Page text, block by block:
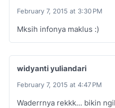
February 7, 2015 at 3:30 PM
Mksih infonya maklus :)
widyanti yuliandari
February 7, 2015 at 4:47 PM
Waderrnya rekkk... bikin